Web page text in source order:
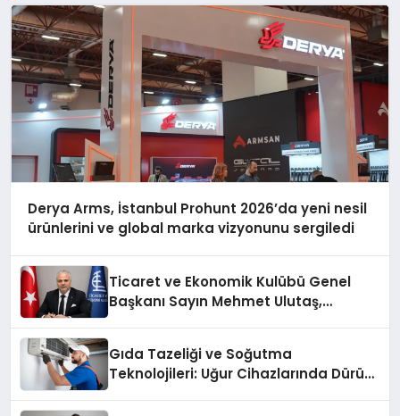
Derya Arms, İstanbul Prohunt 2026’da yeni nesil
ürünlerini ve global marka vizyonunu sergiledi
Ticaret ve Ekonomik Kulübü Genel
Başkanı Sayın Mehmet Ulutaş,
Gıda Tazeliği ve Soğutma
Teknolojileri: Uğur Cihazlarında Dürüst